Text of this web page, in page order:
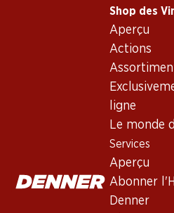
Shop des
Aperçu
Actions
ligne
Le monde
Services
Aperçu
Abonner
Denner
Recto Verso
Ombres Bleues
Pays d’Oc IGP
Languedoc-
Robe pourpre foncé. Nez de
séchée. Bouche pleine,